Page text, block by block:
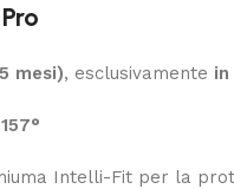
mesi), esclusivamente
157°
Intelli-Fit per la